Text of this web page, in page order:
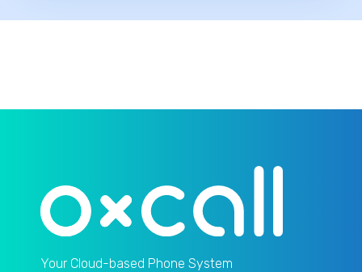
Your Cloud-based Phone System